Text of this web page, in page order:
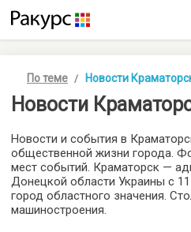
По теме Новости
Новости
Новости и события в
общественной жизни города.
мест событий. Краматорск —
Донецкой области Украины с
город областного значения.
машиностроения.